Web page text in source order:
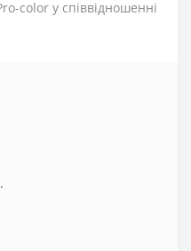
color у співвідношенні